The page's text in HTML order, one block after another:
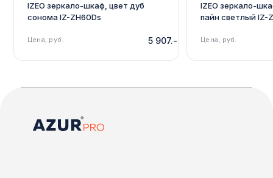
IZEO зеркало-шкаф, цвет дуб
сонома IZ-ZH60Ds
Цена, руб. 5 907.-
IZEO зеркало-
пайн светлый IZ-
Цена, руб.